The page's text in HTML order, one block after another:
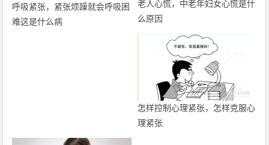
呼吸紧张，紧张烦躁就会呼吸困
难这是什么病
老人心慌，中老年妇女心慌是什
么原因
怎样控制心理紧张，怎样克服心
理紧张